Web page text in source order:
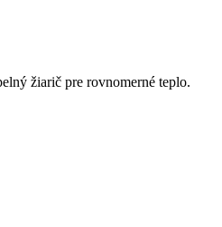
žiarič pre rovnomerné teplo.